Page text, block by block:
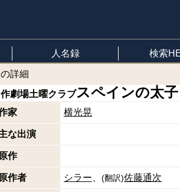
人名録 検索
詳細
劇場土曜クラブスペインの太
家 横光晃
な出演
原作
原作者 シラー (翻訳)佐藤通次